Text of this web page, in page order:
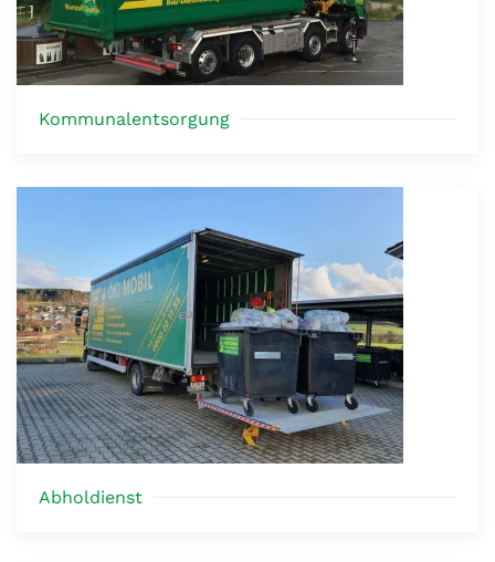
Kommunalentsorgung
Abholdienst